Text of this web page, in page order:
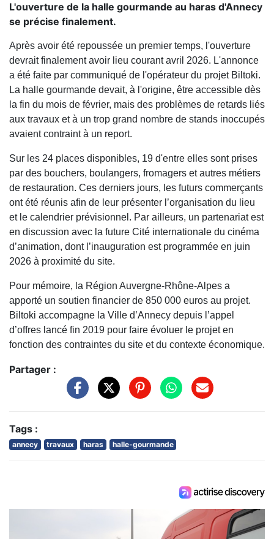
L'ouverture de la halle gourmande au haras d'Annecy
se précise finalement.
Après avoir été repoussée un premier temps, l'ouverture
devrait finalement avoir lieu courant avril 2026. L'annonce
a été faite par communiqué de l'opérateur du projet Biltoki.
La halle gourmande devait, à l'origine, être accessible dès
la fin du mois de février, mais des problèmes de retards liés
aux travaux et à un trop grand nombre de stands inoccupés
avaient contraint à un report.
Sur les 24 places disponibles, 19 d'entre elles sont prises
par des bouchers, boulangers, fromagers et autres métiers
de restauration. Ces derniers jours, les futurs commerçants
ont été réunis afin de leur présenter l’organisation du lieu
et le calendrier prévisionnel. Par ailleurs, un partenariat est
en discussion avec la future Cité internationale du cinéma
d’animation, dont l’inauguration est programmée en juin
2026 à proximité du site.
Pour mémoire, la Région Auvergne-Rhône-Alpes a
apporté un soutien financier de 850 000 euros au projet.
Biltoki accompagne la Ville d’Annecy depuis l’appel
d’offres lancé fin 2019 pour faire évoluer le projet en
fonction des contraintes du site et du contexte économique.
Partager :
Tags :
annecy travaux haras halle-gourmande